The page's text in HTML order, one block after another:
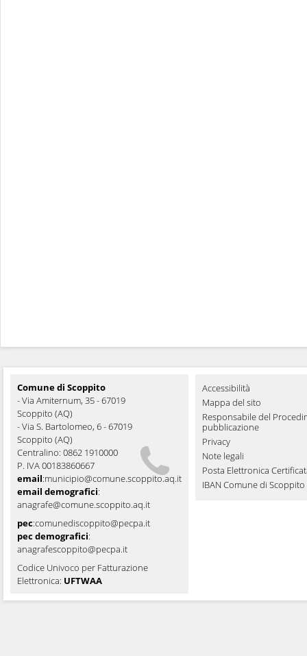
Comune di Scoppito
- Via Amiternum, 35 - 67019
Scoppito (AQ)
- Via S. Bartolomeo, 6 - 67019
Scoppito (AQ)
Centralino: 0862 1910000
P. IVA 00183860667
email:municipio@comune.scoppito.aq.it
email demografici:
anagrafe@comune.scoppito.aq.it
pec:comunediscoppito@pecpa.it
pec demografici:
anagrafescoppito@pecpa.it
Codice Univoco per Fatturazione
Elettronica: UFTWAA
Accessibilità
Mappa del sito
Responsabile del
pubblicazione
Privacy
Note legali
Posta Elettronica
IBAN Comune di Scoppito